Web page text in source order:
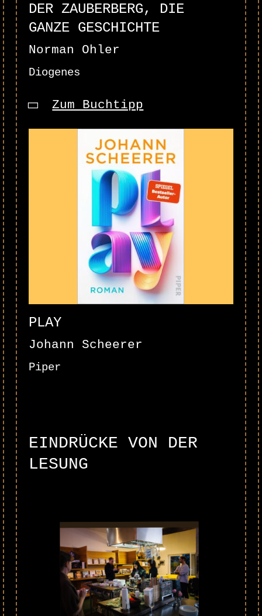
DER ZAUBERBERG, DIE
GANZE GESCHICHTE
Norman Ohler
Diogenes
Zum Buchtipp
PLAY
Johann Scheerer
Piper
EINDRÜCKE VON DER
LESUNG